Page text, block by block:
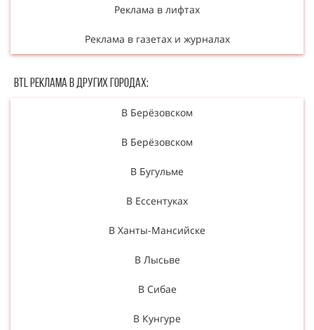
Реклама в лифтах
Реклама в газетах и журналах
BTL Реклама в Других городах:
В Берёзовском
В Берёзовском
В Бугульме
В Ессентуках
В Ханты-Мансийске
В Лысьве
В Сибае
В Кунгуре